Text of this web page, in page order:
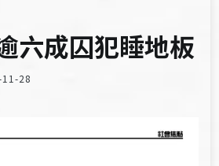
六成囚犯睡地板
28